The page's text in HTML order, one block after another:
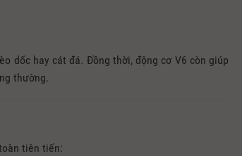
dốc hay cát đá. Đồng thời, động cơ V6 còn giúp
thường.
tiên tiến: